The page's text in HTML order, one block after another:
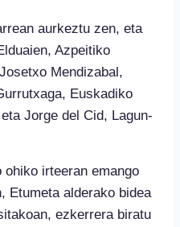
aurkeztu zen, eta
Azpeitiko
Mendizabal,
Euskadiko
Jorge del Cid, Lagun-
irteeran emango
Etumeta alderako bidea
ezkerrera biratu